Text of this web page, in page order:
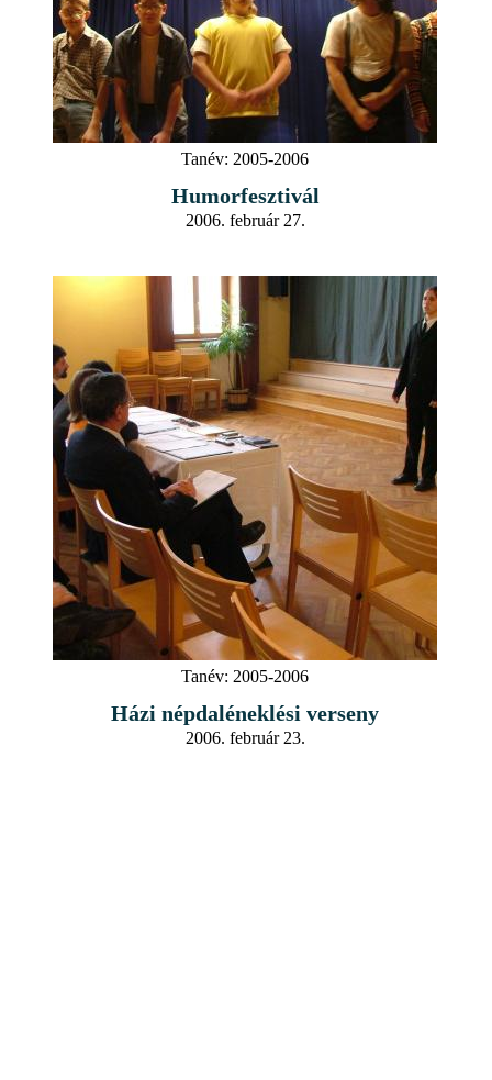
Tanév: 2005-2006
Humorfesztivál
2006. február 27.
Tanév: 2005-2006
Házi népdaléneklési verseny
2006. február 23.